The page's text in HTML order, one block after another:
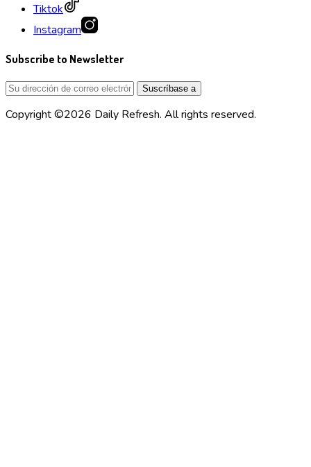
Tiktok
Instagram
Subscribe to Newsletter
Copyright ©2026 Daily Refresh. All rights reserved.